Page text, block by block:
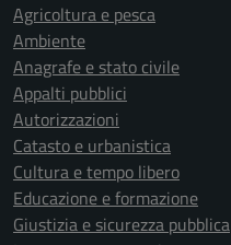
Agricoltura e pesca
Ambiente
Anagrafe e stato civile
Appalti pubblici
Autorizzazioni
Catasto e urbanistica
Cultura e tempo libero
Educazione e formazione
Giustizia e sicurezza pubblica